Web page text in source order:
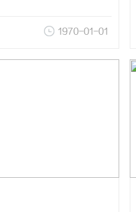
1970-01-01